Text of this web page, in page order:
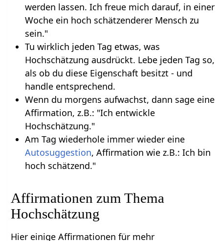
werden lassen. Ich freue mich darauf, in einer
Woche ein hoch schätzenderer Mensch zu
sein."
Tu wirklich jeden Tag etwas, was
Hochschätzung ausdrückt. Lebe jeden Tag so,
als ob du diese Eigenschaft besitzt - und
handle entsprechend.
Wenn du morgens aufwachst, dann sage eine
Affirmation, z.B.: "Ich entwickle
Hochschätzung."
Am Tag wiederhole immer wieder eine
Autosuggestion, Affirmation wie z.B.: Ich bin
hoch schätzend."
Affirmationen zum Thema
Hochschätzung
Hier einige Affirmationen für mehr